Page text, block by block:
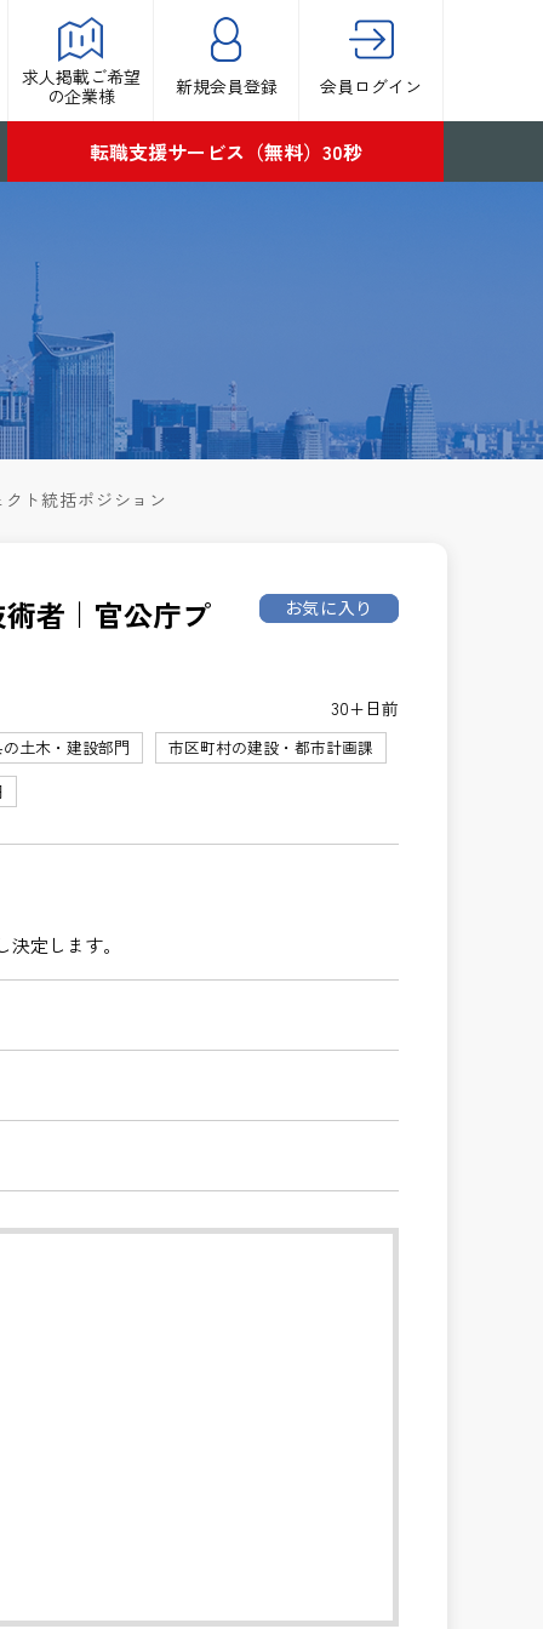
求人掲載ご希望
の企業様
新規会員登録 会員ログイン
転職支援サービス（無料）30秒
ト統括ポジション
者｜官公庁プ お気に入り
30+日前
土木・建設部門
市区町村の建設・都市計画課
定します。